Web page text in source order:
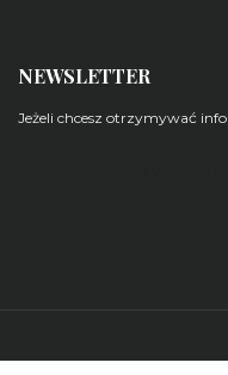
NEWSLETTER
Jeżeli chcesz otrzymywać